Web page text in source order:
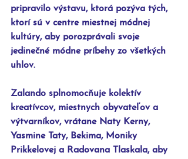
pripravilo výstavu, ktorá pozýva tých,
ktorí sú v centre miestnej módnej
kultúry, aby porozprávali svoje
jedinečné módne príbehy zo všetkých
uhlov.
Zalando splnomocňuje kolektív
kreatívcov, miestnych obyvateľov a
výtvarníkov, vrátane Naty Kerny,
Yasmine Taty, Bekima, Moniky
Prikkelovej a Radovana Tlaskala, aby